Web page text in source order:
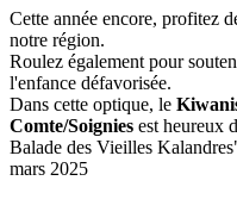
Cette année encore, profitez
notre région.
Roulez également pour
l'enfance défavorisée.
Dans cette optique, le
Comte/Soignies est heureux
Balade des Vieilles
mars 2025